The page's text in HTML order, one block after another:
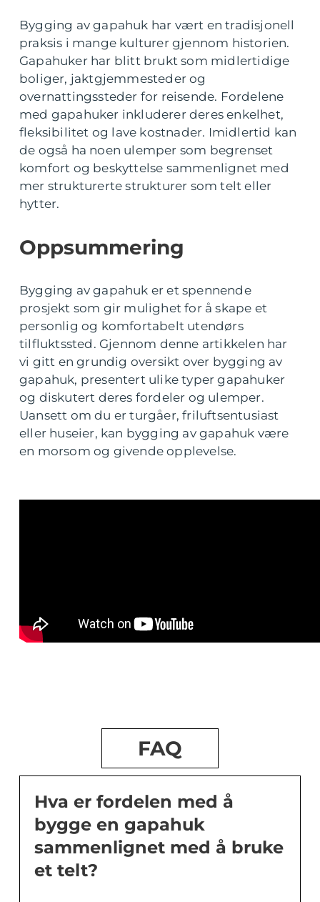
Bygging av gapahuk har vært en tradisjonell
praksis i mange kulturer gjennom historien.
Gapahuker har blitt brukt som midlertidige
boliger, jaktgjemmesteder og
overnattingssteder for reisende. Fordelene
med gapahuker inkluderer deres enkelhet,
fleksibilitet og lave kostnader. Imidlertid kan
de også ha noen ulemper som begrenset
komfort og beskyttelse sammenlignet med
mer strukturerte strukturer som telt eller
hytter.
Oppsummering
Bygging av gapahuk er et spennende
prosjekt som gir mulighet for å skape et
personlig og komfortabelt utendørs
tilfluktssted. Gjennom denne artikkelen har
vi gitt en grundig oversikt over bygging av
gapahuk, presentert ulike typer gapahuker
og diskutert deres fordeler og ulemper.
Uansett om du er turgåer, friluftsentusiast
eller huseier, kan bygging av gapahuk være
en morsom og givende opplevelse.
FAQ
Hva er fordelen med å
bygge en gapahuk
sammenlignet med å bruke
et telt?